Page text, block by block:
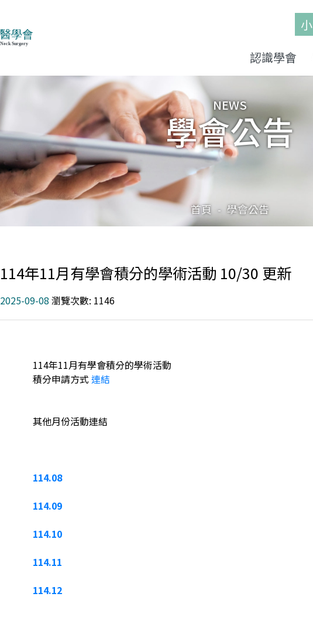
小
認識學會
NEWS
學會公告
首頁 - 學會公告
114年11月有學會積分的學術活動 10/30 更新
2025-09-08 瀏覽次數: 1146
114年11月有學會積分的學術活動
積分申請方式 連結
其他月份活動連結
114.08
114.09
114.10
114.11
114.12